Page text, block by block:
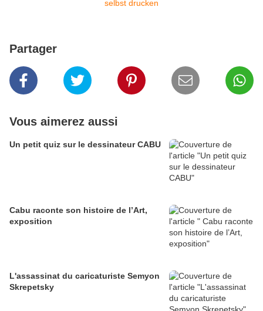
Partager
Vous aimerez aussi
Un petit quiz sur le dessinateur CABU
Cabu raconte son histoire de l’Art,
exposition
L'assassinat du caricaturiste Semyon
Skrepetsky